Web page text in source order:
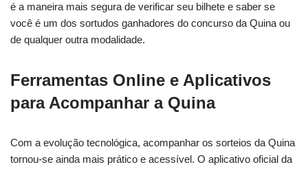
é a maneira mais segura de verificar seu bilhete e saber se
você é um dos sortudos ganhadores do concurso da Quina ou
de qualquer outra modalidade.
Ferramentas Online e Aplicativos
para Acompanhar a Quina
Com a evolução tecnológica, acompanhar os sorteios da Quina
tornou-se ainda mais prático e acessível. O aplicativo oficial da